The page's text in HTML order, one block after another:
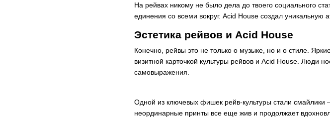
На рейвах никому не было дела до твоего социального
единения со всеми вокруг. Acid House создал уникальную
Эстетика рейвов и Acid House
Конечно, рейвы это не только о музыке, но и о стиле.
визитной карточкой культуры рейвов и Acid House.
самовыражения.
Одной из ключевых фишек рейв-культуры стали
неординарные принты все еще жив и продолжает